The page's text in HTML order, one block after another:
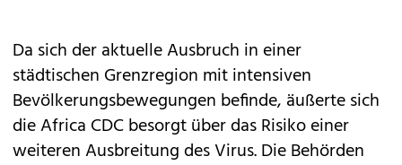
Da sich der aktuelle Ausbruch in einer
städtischen Grenzregion mit intensiven
Bevölkerungsbewegungen befinde, äußerte sich
die Africa CDC besorgt über das Risiko einer
weiteren Ausbreitung des Virus. Die Behörden